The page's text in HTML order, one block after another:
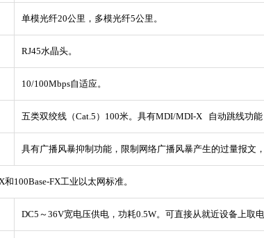
单模光纤20公里，多模光纤5公里。
RJ45水晶头。
10/100Mbps自适应。
五类双绞线（Cat.5）100米。具有MDI/MDI-X 自动跳线功
具有广播风暴抑制功能，限制网络广播风暴产生的过量报文
100Base-FX工业以太网标准。
DC5～36V宽电压供电，功耗0.5W。可直接从就近设备上取